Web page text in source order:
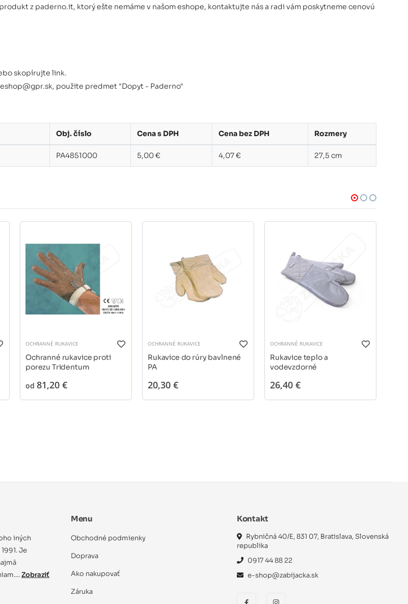
z paderno.it, ktorý ešte nemáme v našom eshope, kontaktujte nás a radi vám poskytneme cenovú
skopírujte link.
použite predmet "Dopyt - Paderno"
Obj. číslo Cena s DPH Cena bez DPH Rozmery
PA4851000 5,00 € 4,07 € 27,5 cm
OCHRANNÉ RUKAVICE
Ochranné rukavice proti
porezu Tridentum
od 81,20 €
OCHRANNÉ RUKAVICE
Rukavice do rúry bavlnené
PA
20,30 €
OCHRANNÉ RUKAVICE
Rukavice teplo a
vodevzdorné
26,40 €
iných
Je
Zobraziť
Menu
Obchodné podmienky
Doprava
Ako nakupovať
Záruka
Kontakt
Rybničná 40/E, 831 07, Bratislava, Slovenská
republika
0917 44 88 22
e-shop@zabijacka.sk